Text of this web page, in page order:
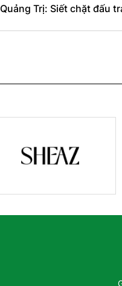
Quảng Trị: Siết chặt đấu